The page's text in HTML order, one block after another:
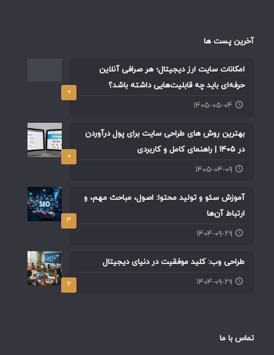
آخرین پست ها
۰
امکانات سایت ارز دیجیتال؛ هر صرافی آنلاین
حرفه‌ای باید چه قابلیت‌هایی داشته باشد؟
۱۴۰۵-۰۵-۰۴
۰
بهترین روش های طراحی سایت برای پول درآوردن
در ۱۴۰۵ | راهنمای کامل و کاربردی
۱۴۰۵-۰۴-۰۹
۳
آموزش سئو و تولید محتوا: اصول، مباحث مهم، و
ارتباط آن‌ها
۱۴۰۴-۰۹-۲۹
۲
طراحی وب: کلید موفقیت در دنیای دیجیتال
۱۴۰۴-۰۹-۲۹
تماس با ما